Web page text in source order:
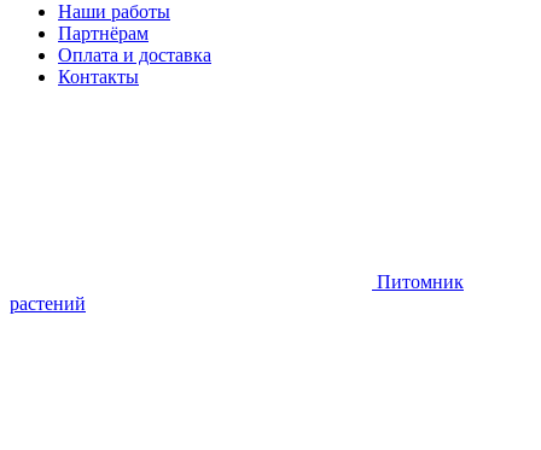
Наши работы
Партнёрам
Оплата и доставка
Контакты
Питомник
растений